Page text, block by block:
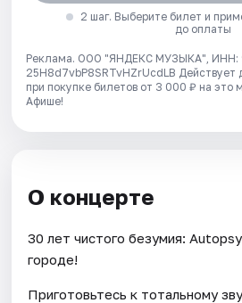
2 шаг. Выберите билет и
до оплаты
Реклама. ООО "ЯНДЕКС МУЗЫКА", ИНН:
25H8d7vbP8SRTvHZrUcdLB Действует
при покупке билетов от 3 000 ₽ на это
Афише!
О концерте
30 лет чистого безумия:
городе!
Приготовьтесь к тотальному